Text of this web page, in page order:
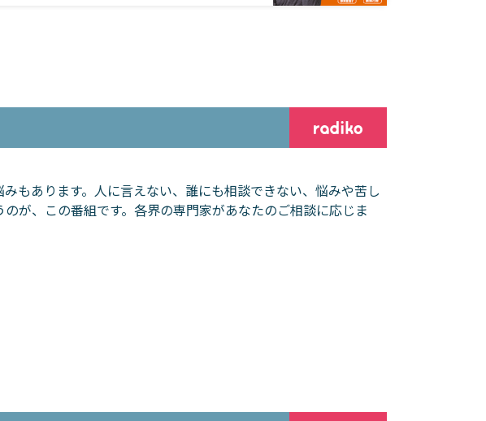
もあります。人に言えない、誰にも相談できない、悩みや苦し
が、この番組です。各界の専門家があなたのご相談に応じま